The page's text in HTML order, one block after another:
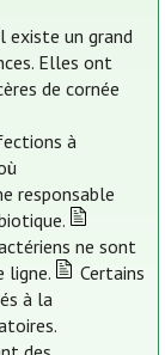
existe un grand
Elles ont
de cornée
à
responsable
ne sont
ligne.
Certains
à la